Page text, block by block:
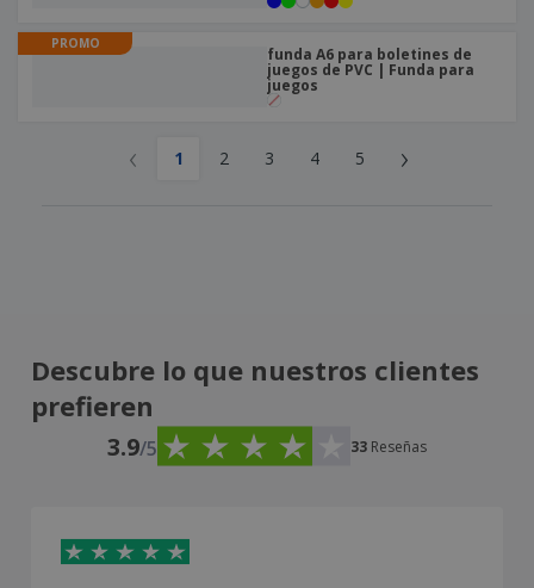
PROMO
funda A6 para boletines de
juegos de PVC | Funda para
juegos
‹ 1 2 3 4 5 ›
Descubre lo que nuestros clientes
prefieren
3.9/5 33 Reseñas